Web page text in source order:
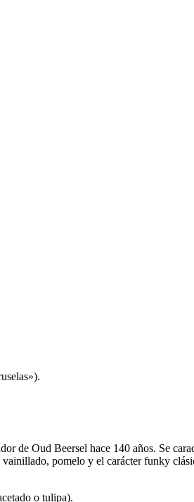
Oud Beersel hace 140 años. Se
pomelo y el carácter funky
o tulipa).